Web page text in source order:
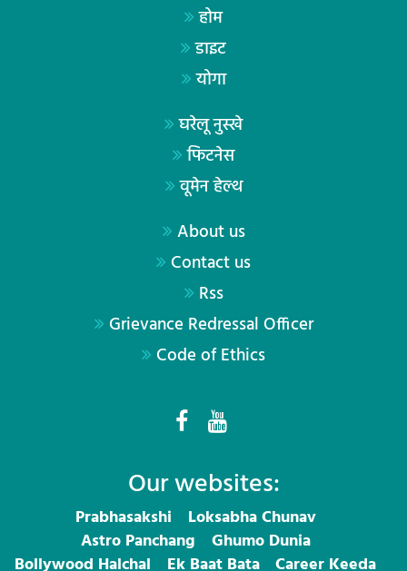
होम
डाइट
योगा
घरेलू नुस्खे
फिटनेस
वूमेन हेल्थ
About us
Contact us
Rss
Grievance Redressal Officer
Code of Ethics
Our websites:
Prabhasakshi
Loksabha Chunav
Astro Panchang
Ghumo Dunia
Bollywood Halchal
Ek Baat Bata Career Keeda